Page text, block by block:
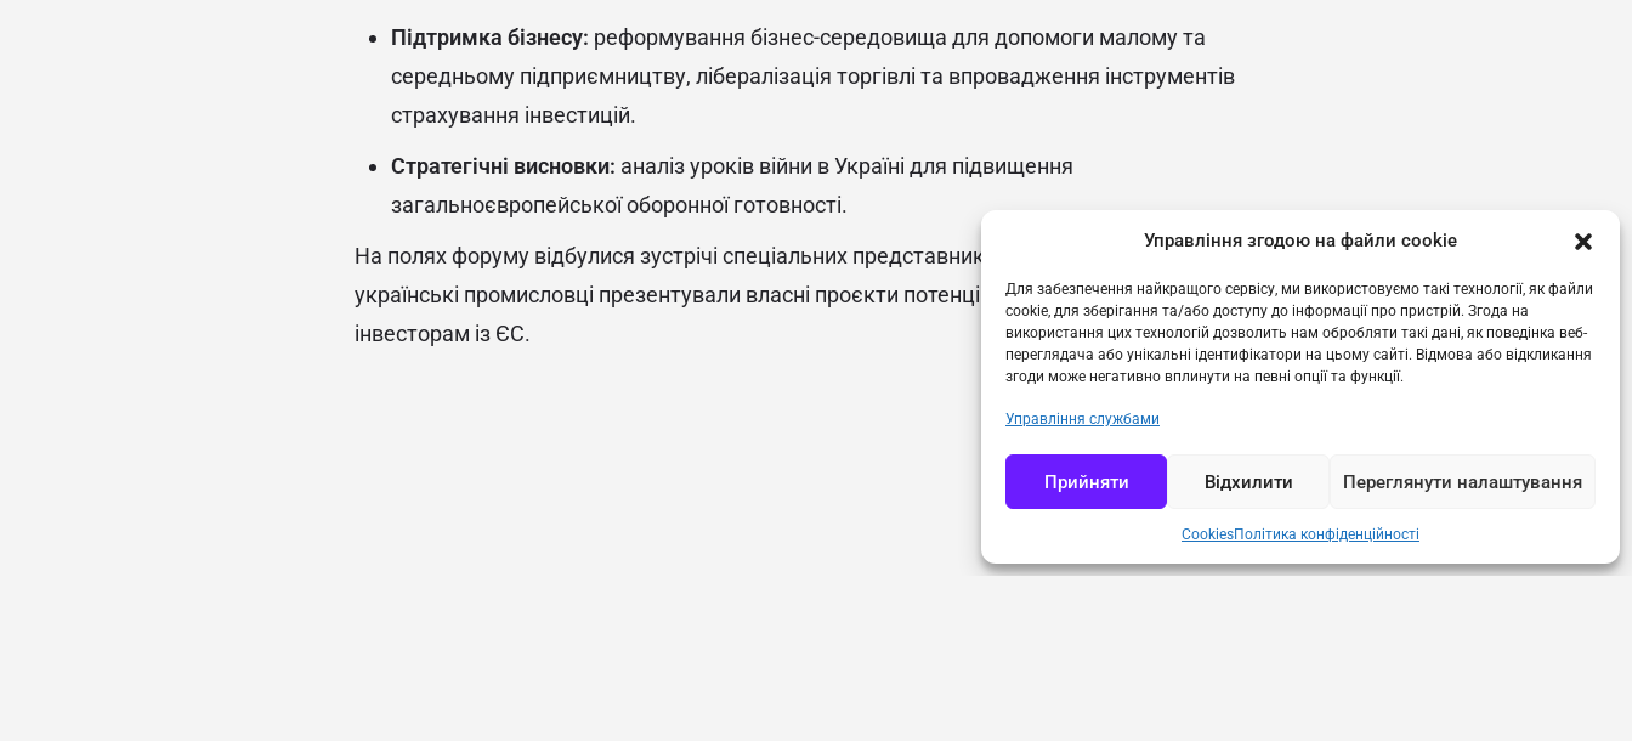
Управління згодою на файли cookie
Для забезпечення найкращого сервісу, ми використовуємо такі технології, як файли
cookie, для зберігання та/або доступу до інформації про пристрій. Згода на
використання цих технологій дозволить нам обробляти такі дані, як поведінка веб-
переглядача або унікальні ідентифікатори на цьому сайті. Відмова або відкликання
згоди може негативно вплинути на певні опції та функції.
Управління службами
Прийняти Відхилити Переглянути налаштування
CookiesПолітика конфіденційності
Підтримка бізнесу: реформування бізнес-середовища для допомоги малому та
середньому підприємництву, лібералізація торгівлі та впровадження інструментів
страхування інвестицій.
Стратегічні висновки: аналіз уроків війни в Україні для підвищення
загальноєвропейської оборонної готовності.
На полях форуму відбулися зустрічі спеціальних представників з питань відновлення, а
українські промисловці презентували власні проєкти потенційним партнерам та
інвесторам із ЄС.